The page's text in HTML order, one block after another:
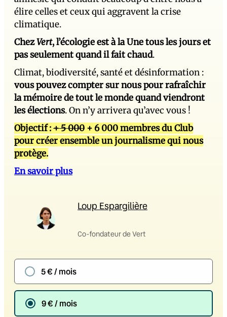
élire celles et ceux qui aggravent la crise
climatique.
ChezVert, l’écologie est à la Une tous les jours et
pas seulement quand il fait chaud.
Climat, biodiversité, santé et désinformation :
vous pouvez compter sur nous pour rafraîchir
la mémoire de tout le monde quand viendront
les élections. On n’y arrivera qu’avec vous !
Objectif :+ 5 000 + 6 000 membres du Club
pour créer ensemble un journalisme qui nous
protège.
En savoir plus
Loup Espargilière
Co-fondateur de Vert
5 € / mois
9 € / mois